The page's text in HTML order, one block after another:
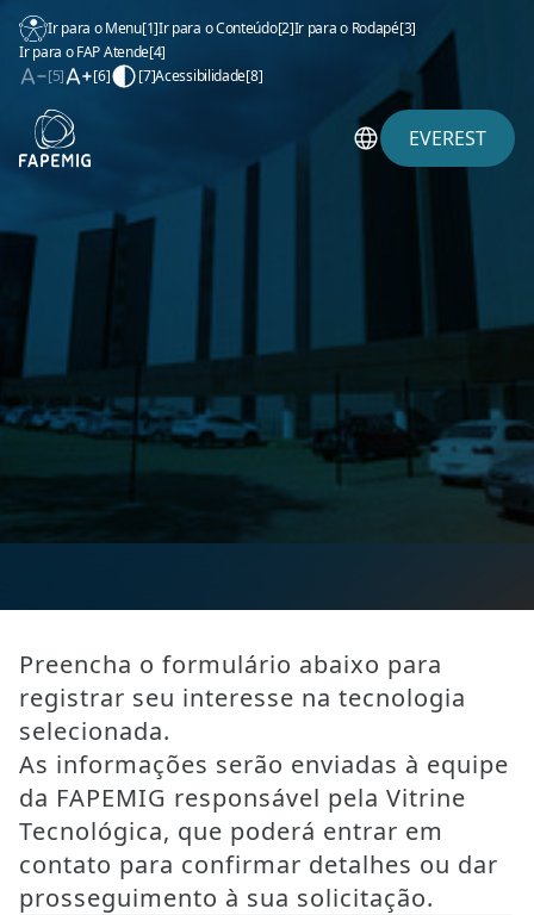
Ir para o Menu[1]Ir para o Conteúdo[2]Ir para o Rodapé[3]
Ir para o FAP Atende[4]
[5]
[6] [7]Acessibilidade[8]
EVEREST
Preencha o formulário abaixo para
registrar seu interesse na tecnologia
selecionada.
As informações serão enviadas à equipe
da FAPEMIG responsável pela Vitrine
Tecnológica, que poderá entrar em
contato para confirmar detalhes ou dar
prosseguimento à sua solicitação.